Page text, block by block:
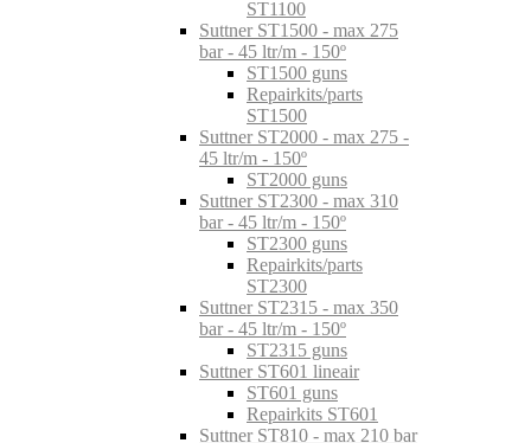
ST1100
Suttner ST1500 - max 275
bar - 45 ltr/m - 150º
ST1500 guns
Repairkits/parts
ST1500
Suttner ST2000 - max 275 -
45 ltr/m - 150º
ST2000 guns
Suttner ST2300 - max 310
bar - 45 ltr/m - 150º
ST2300 guns
Repairkits/parts
ST2300
Suttner ST2315 - max 350
bar - 45 ltr/m - 150º
ST2315 guns
Suttner ST601 lineair
ST601 guns
Repairkits ST601
Suttner ST810 - max 210 bar